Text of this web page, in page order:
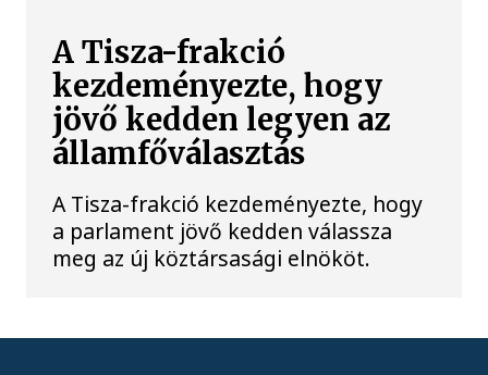
A Tisza-frakció
kezdeményezte, hogy
jövő kedden legyen az
államfőválasztás
A Tisza-frakció kezdeményezte, hogy
a parlament jövő kedden válassza
meg az új köztársasági elnököt.